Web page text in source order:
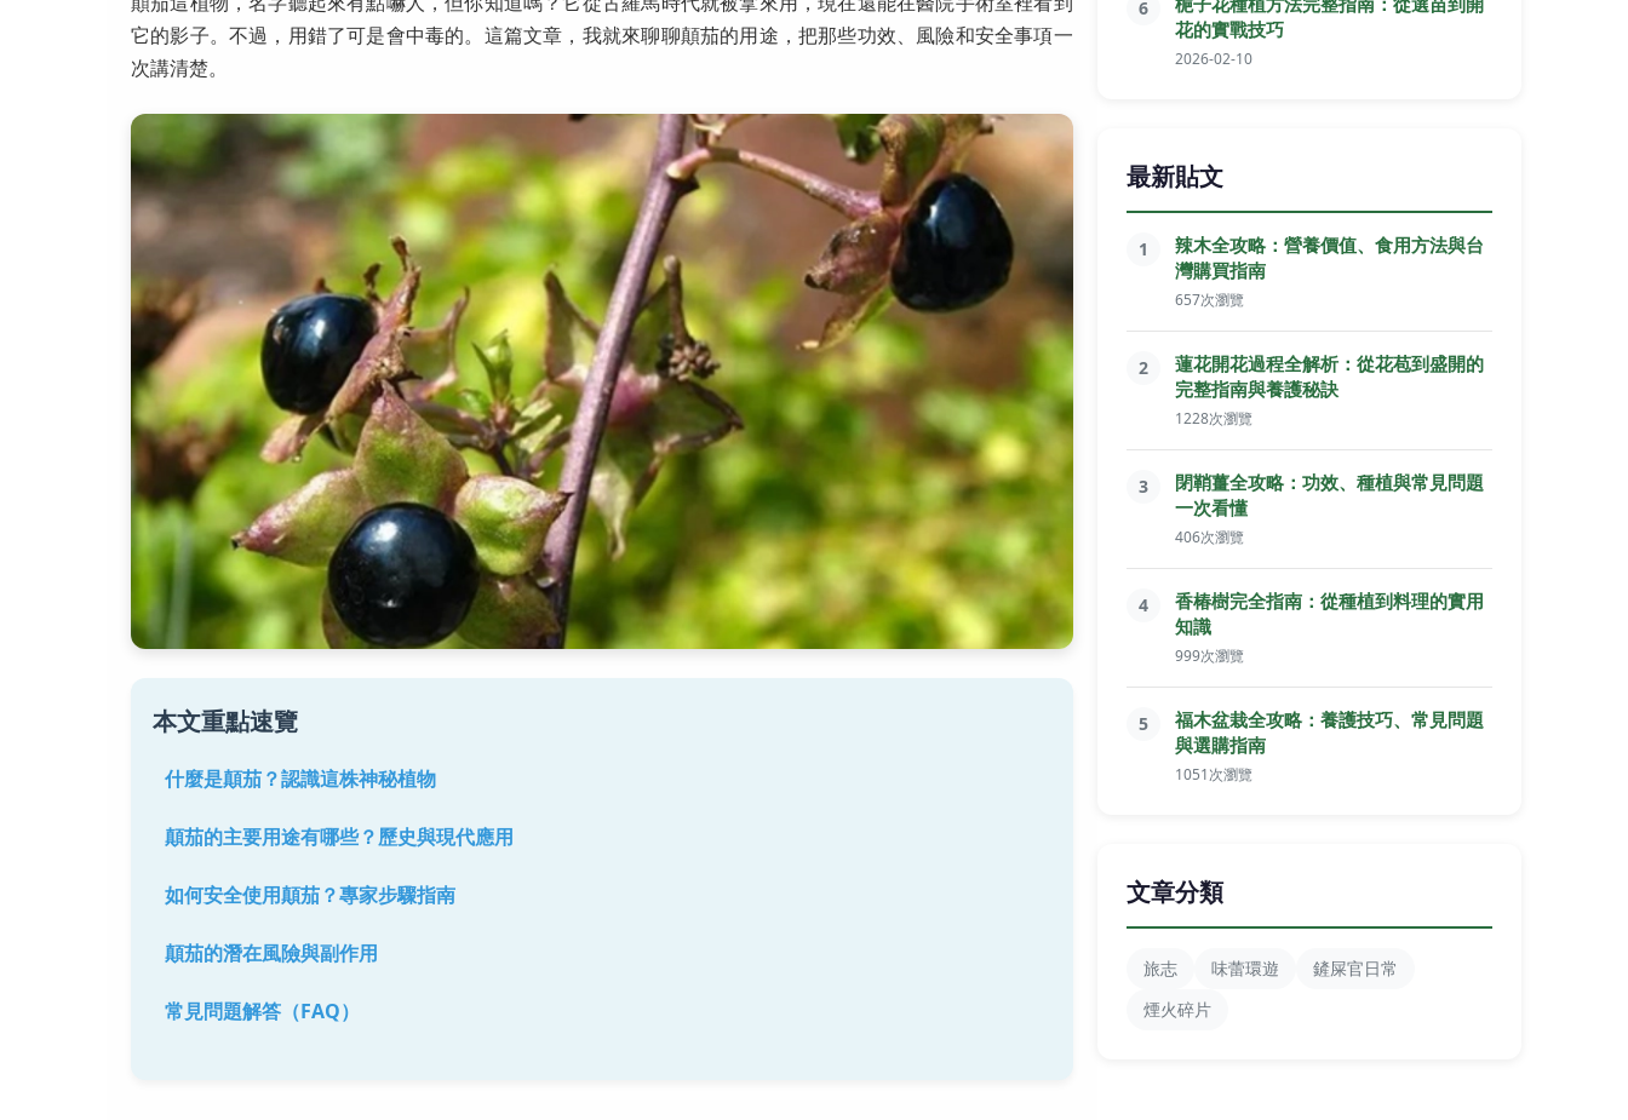
它的影子。不過，用錯了可是會中毒的。這篇文章，我就來聊聊顛茄的用途，把那些功效、風險和安全事項一
次講清楚。
本文重點速覽
什麼是顛茄？認識這株神秘植物
顛茄的主要用途有哪些？歷史與現代應用
如何安全使用顛茄？專家步驟指南
顛茄的潛在風險與副作用
常見問題解答（FAQ）
6
花的實戰技巧
2026-02-10
最新貼文
1
辣木全攻略：營養價值、食用方法與台
灣購買指南
657次瀏覽
2
蓮花開花過程全解析：從花苞到盛開的
完整指南與養護秘訣
1228次瀏覽
3
閉鞘薑全攻略：功效、種植與常見問題
一次看懂
406次瀏覽
4
香椿樹完全指南：從種植到料理的實用
知識
999次瀏覽
5
福木盆栽全攻略：養護技巧、常見問題
與選購指南
1051次瀏覽
文章分類
旅志 味蕾環遊
鏟屎官日常
煙火碎片